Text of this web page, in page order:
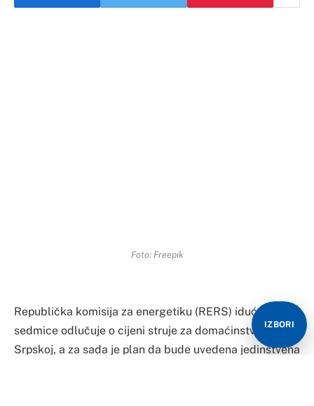
Foto: Freepik
Republička komisija za energetiku (RERS) iduće
sedmice odlučuje o cijeni struje za domaćinstva u
Srpskoj, a za sada je plan da bude uvedena jedinstvena
IZBORI